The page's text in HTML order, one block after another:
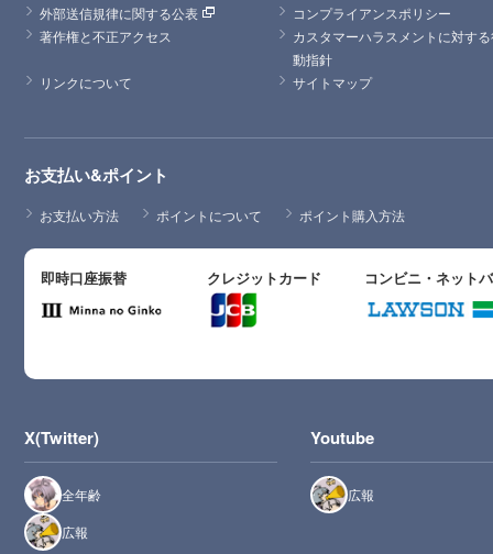
外部送信規律に関する公表
コンプライアンスポリシー
著作権と不正アクセス
カスタマーハラスメントに対す
動指針
リンクについて
サイトマップ
お支払い&ポイント
お支払い方法 ポイントについて ポイント購入方法
即時口座振替 クレジットカード コンビニ・ネット
X(Twitter)
全年齢
広報
Youtube
広報